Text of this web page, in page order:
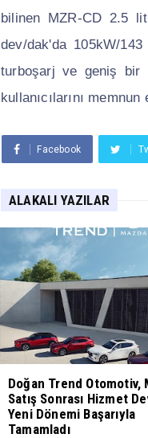
bilinen MZR-CD 2.5
dev/dak'da 105kW/
turboşarj ve geniş bir
kullanıcılarını memnun
Facebook
ALAKALI YAZILAR
Doğan Trend Otomotiv,
Satış Sonrası Hizmet
Yeni Dönemi Başarıyla
Tamamladı